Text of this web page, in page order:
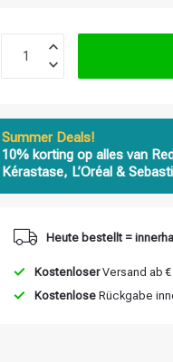
Summer Deals!
10% korting op alles van
Kérastase, L’Oréal &
Heute bestellt =
KostenloserVersand ab
Kostenlose Rückgabe